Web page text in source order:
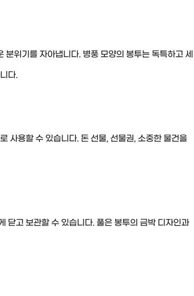
위기를 자아냅니다. 병풍 모양의 봉투는 독특하고 세
다.
사용할 수 있습니다. 돈 선물, 선물권, 소중한 물건을
닫고 보관할 수 있습니다. 풀은 봉투의 금박 디자인과